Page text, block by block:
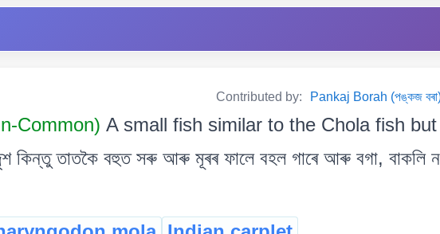
Contributed by: Pankaj Borah (পঙ্কজ
Common) A small fish similar to the Chola fish
কিন্তু তাতকৈ বহুত সৰু আৰু মূৰৰ ফালে বহল গাৰে আৰু বগা, বাকলি